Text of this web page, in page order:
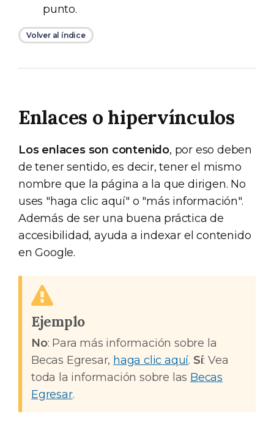
punto.
Volver al índice
Enlaces o hipervínculos
Los enlaces son contenido, por eso deben
de tener sentido, es decir, tener el mismo
nombre que la página a la que dirigen. No
uses "haga clic aquí" o "más información".
Además de ser una buena práctica de
accesibilidad, ayuda a indexar el contenido
en Google.
Ejemplo
No: Para más información sobre la
Becas Egresar, haga clic aquí. Sí: Vea
toda la información sobre las Becas
Egresar.